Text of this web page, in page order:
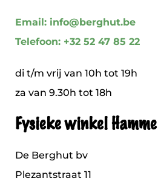
Email: info@berghut.be
Telefoon: +32 52 47 85 22
di t/m vrij van 10h tot 19h
za van 9.30h tot 18h
Fysieke winkel Hamme
De Berghut bv
Plezantstraat 11